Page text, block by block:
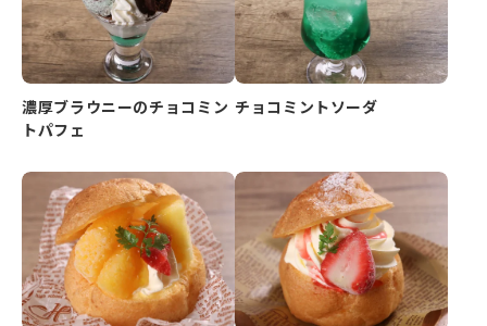
濃厚ブラウニーのチョコミン
トパフェ
チョコミントソーダ